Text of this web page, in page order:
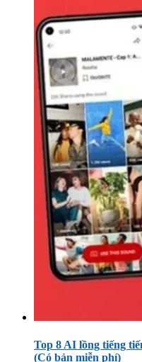
Top 8 AI lồng tiếng
(Có bản miễn phí)